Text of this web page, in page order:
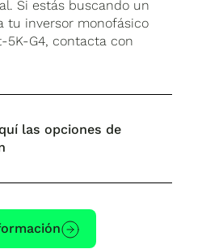
Si estás buscando un
tu inversor monofásico
5K-G4, contacta con
las opciones de